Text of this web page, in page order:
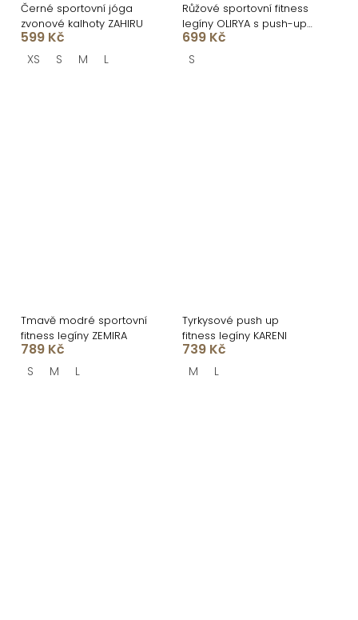
Černé sportovní jóga
zvonové kalhoty ZAHIRU
599 Kč
XS S M L
Růžové sportovní fitness
legíny OLIRYA s push-up
efektem
699 Kč
S
Tmavě modré sportovní
fitness legíny ZEMIRA
789 Kč
S M L
Tyrkysové push up
fitness legíny KARENI
739 Kč
M L